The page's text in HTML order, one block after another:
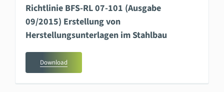
Richtlinie BFS-RL 07-101 (Ausgabe
09/2015) Erstellung von
Herstellungsunterlagen im Stahlbau
Download